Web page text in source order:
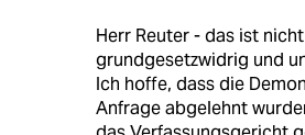
Herr Reuter - das ist
grundgesetzwidrig und
Ich hoffe, dass die
Anfrage abgelehnt